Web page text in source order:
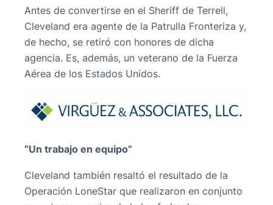
Antes de convertirse en el Sheriff de Terrell,
Cleveland era agente de la Patrulla Fronteriza y,
de hecho, se retiró con honores de dicha
agencia. Es, además, un veterano de la Fuerza
Aérea de los Estados Unidos.
“Un trabajo en equipo”
Cleveland también resaltó el resultado de la
Operación LoneStar que realizaron en conjunto